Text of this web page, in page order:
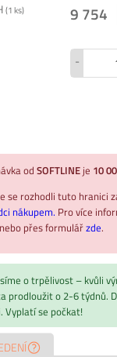
(1ks) 9 754
-
odSOFTLINEje 10
se rozhodli tuto hranici
nákupem. Pro více
přes formulářzde.
o trpělivost – kvůli
prodloužit o 2-6 týdnů.
Vyplatí se počkat!